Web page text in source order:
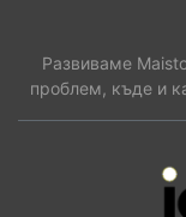
Развиваме
проблем, къде и